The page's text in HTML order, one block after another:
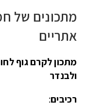
מתכונים של
אתריים
מתכון לקרם גוף
ולבנדר
רכיבים: